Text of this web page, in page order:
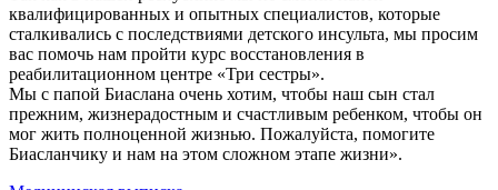
квалифицированных и опытных специалистов, которые
сталкивались с последствиями детского инсульта, мы просим
вас помочь нам пройти курс восстановления в
реабилитационном центре «Три сестры».
Мы с папой Биаслана очень хотим, чтобы наш сын стал
прежним, жизнерадостным и счастливым ребенком, чтобы он
мог жить полноценной жизнью. Пожалуйста, помогите
Биасланчику и нам на этом сложном этапе жизни».